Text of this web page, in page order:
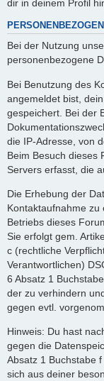
dir in deinem Profil
Bei der Nutzung
personenbezogene
Bei Benutzung des
angemeldet bist,
gespeichert. Bei der
die IP-Adresse, von
Beim Besuch dieses
Servers erfasst, die
Die Erhebung der
Kontaktaufnahme
Betriebs dieses
Sie erfolgt gem.
c (rechtliche
Verantwortlichen)
6 Absatz 1
der zu verhindern
gegen evtl.
Hinweis: Du hast
gegen die
Absatz 1 Buchstabe
sich aus deiner